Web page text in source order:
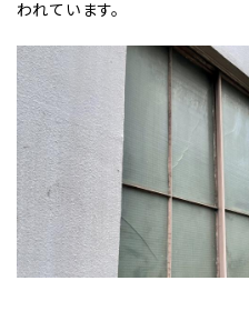
われています。